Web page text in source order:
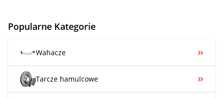
Popularne Kategorie
Wahacze
Tarcze hamulcowe